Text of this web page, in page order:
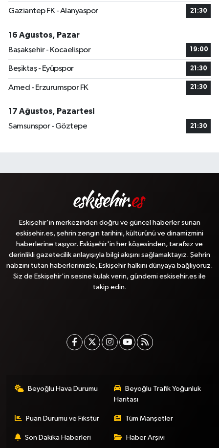
Gaziantep FK - Alanyaspor 21:30
16 Ağustos, Pazar
Başakşehir - Kocaelispor
19:00
Beşiktaş - Eyüpspor 21:30
Amed - Erzurumspor FK 21:30
17 Ağustos, Pazartesi
Samsunspor - Göztepe
21:30
Eskişehir'in merkezinden doğru ve güncel haberler sunan
eskisehir.es, şehrin zengin tarihini, kültürünü ve dinamizmini
haberlerine taşıyor. Eskişehir'in her köşesinden, tarafsız ve
derinlikli gazetecilik anlayışıyla bilgi akışını sağlamaktayız. Şehrin
nabzını tutan haberlerimizle, Eskişehir halkını dünyaya bağlıyoruz.
Siz de Eskişehir'in sesine kulak verin, gündemi eskisehir.es ile
takip edin.
Beyoğlu Hava Durumu
Beyoğlu Trafik Yoğunluk
Haritası
Puan Durumu ve Fikstür Tüm Manşetler
Son Dakika Haberleri Haber Arşivi